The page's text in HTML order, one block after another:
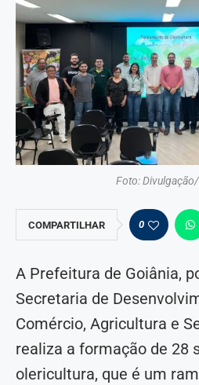
Foto:
COMPARTILHAR 0
A Prefeitura de Goiânia,
Secretaria de
Comércio, Agricultura e
realiza a formação de 28
olericultura, que é um